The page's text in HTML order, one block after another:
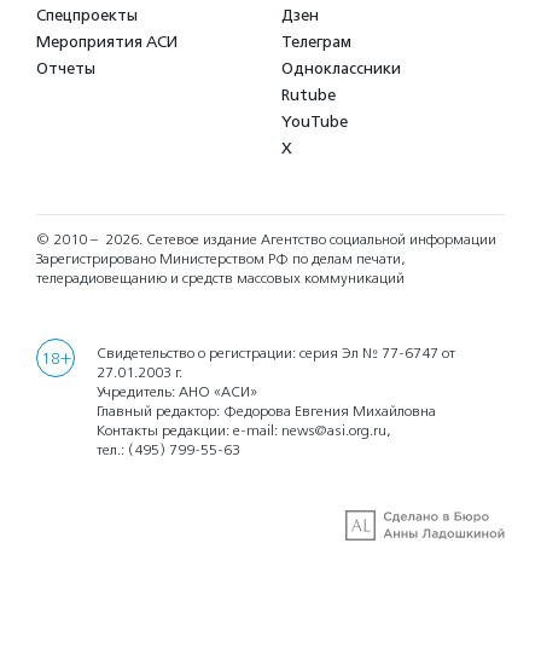
Спецпроекты
Мероприятия АСИ
Отчеты
Дзен
Телеграм
Одноклассники
Rutube
YouTube
X
© 2010 – 2026. Сетевое издание Агентство социальной информации
Зарегистрировано Министерством РФ по делам печати,
телерадиовещанию и средств массовых коммуникаций
18+
Свидетельство о регистрации: серия Эл № 77-6747 от
27.01.2003 г.
Учредитель: АНО «АСИ»
Главный редактор: Федорова Евгения Михайловна
Контакты редакции: e-mail: news@asi.org.ru,
тел.: (495) 799-55-63